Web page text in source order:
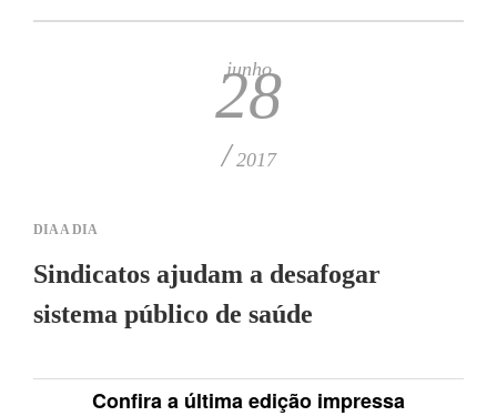
junho
28
/ 2017
DIA A DIA
Sindicatos ajudam a desafogar
sistema público de saúde
Confira a última edição impressa